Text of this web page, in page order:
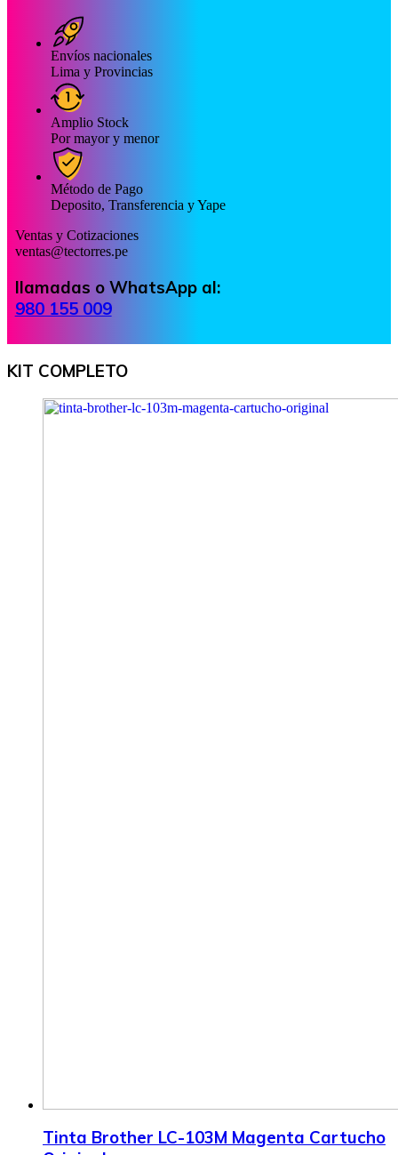
Envíos nacionales
Lima y Provincias
Amplio Stock
Por mayor y menor
Método de Pago
Deposito, Transferencia y Yape
Ventas y Cotizaciones
ventas@tectorres.pe
llamadas o WhatsApp al:
980 155 009
KIT COMPLETO
Tinta Brother LC-103M Magenta Cartucho